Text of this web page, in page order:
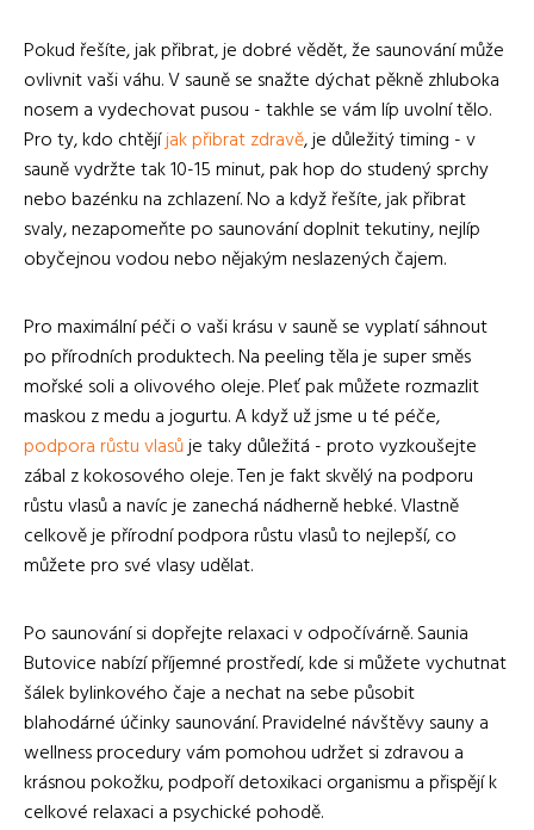
Pokud řešíte, jak přibrat, je dobré vědět, že saunování může
ovlivnit vaši váhu. V sauně se snažte dýchat pěkně zhluboka
nosem a vydechovat pusou - takhle se vám líp uvolní tělo.
Pro ty, kdo chtějíjak přibrat zdravě, je důležitý timing - v
sauně vydržte tak 10-15 minut, pak hop do studený sprchy
nebo bazénku na zchlazení. No a když řešíte, jak přibrat
svaly, nezapomeňte po saunování doplnit tekutiny, nejlíp
obyčejnou vodou nebo nějakým neslazených čajem.
Pro maximální péči o vaši krásu v sauně se vyplatí sáhnout
po přírodních produktech. Na peeling těla je super směs
mořské soli a olivového oleje. Pleť pak můžete rozmazlit
maskou z medu a jogurtu. A když už jsme u té péče,
podpora růstu vlasůje taky důležitá - proto vyzkoušejte
zábal z kokosového oleje. Ten je fakt skvělý na podporu
růstu vlasů a navíc je zanechá nádherně hebké. Vlastně
celkově je přírodní podpora růstu vlasů to nejlepší, co
můžete pro své vlasy udělat.
Po saunování si dopřejte relaxaci v odpočívárně. Saunia
Butovice nabízí příjemné prostředí, kde si můžete vychutnat
šálek bylinkového čaje a nechat na sebe působit
blahodárné účinky saunování. Pravidelné návštěvy sauny a
wellness procedury vám pomohou udržet si zdravou a
krásnou pokožku, podpoří detoxikaci organismu a přispějí k
celkové relaxaci a psychické pohodě.